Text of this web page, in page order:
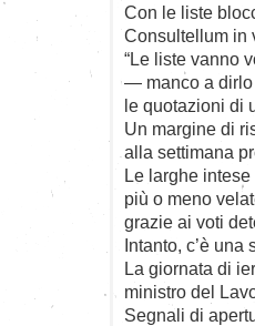
Con le liste
Consultellum in
“Le liste vanno
— manco a dirlo
le quotazioni di
Un margine di
alla settimana
Le larghe
più o meno
grazie ai voti
Intanto, c’è una
La giornata di
ministro del
Segnali di